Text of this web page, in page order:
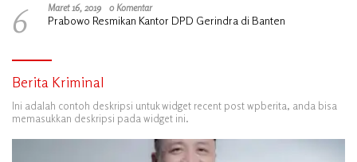
6 Maret 16, 2019 0 Komentar
Prabowo Resmikan Kantor DPD Gerindra di Banten
Berita Kriminal
Ini adalah contoh deskripsi untuk widget recent post wpberita, anda bisa
memasukkan deskripsi pada widget ini.